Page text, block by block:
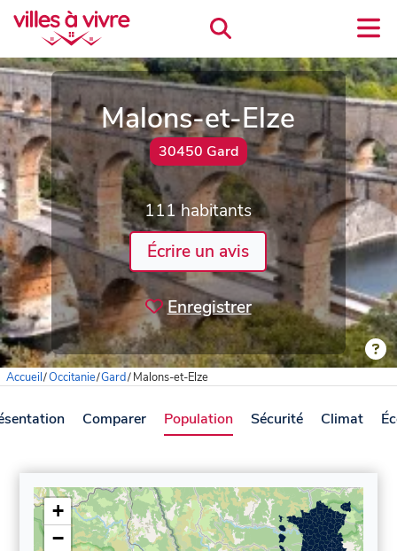
Malons-et-Elze
30450 Gard
111 habitants
Écrire un avis
Enregistrer
Accueil/Occitanie/Gard/Malons-et-Elze
Comparer Population Sécurité Climat
+
−